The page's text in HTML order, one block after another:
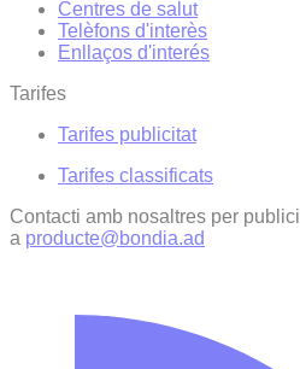
Centres de salut
Telèfons d'interès
Enllaços d'interés
Tarifes
Tarifes publicitat
Tarifes classificats
Contacti amb nosaltres per
a producte@bondia.ad